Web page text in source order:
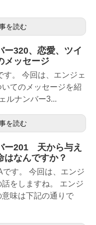
を読む
ー320、恋愛、ツイ
メッセージ
す。 今回は、エンジェ
てのメッセージを紹
ルナンバー3...
を読む
ー201 天から与え
はなんですか？
す。 今回は、エンジ
をしますね。 エンジ
味は下記の通りで